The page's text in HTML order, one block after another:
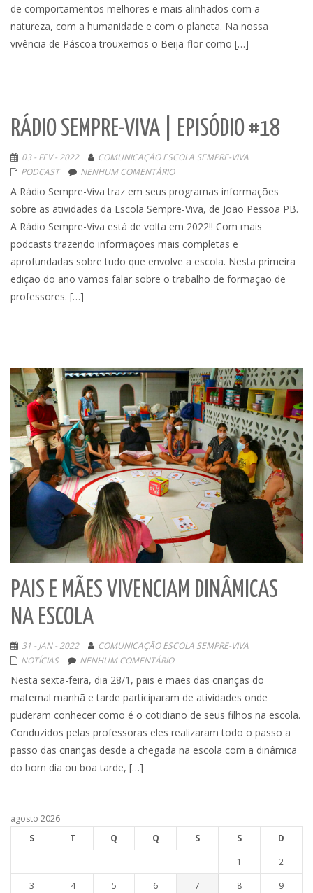
de comportamentos melhores e mais alinhados com a
natureza, com a humanidade e com o planeta. Na nossa
vivência de Páscoa trouxemos o Beija-flor como […]
RÁDIO SEMPRE-VIVA | EPISÓDIO #18
03 - FEV - 2022
COMUNICAÇÃO ESCOLA SEMPRE-VIVA
PODCAST
NENHUM COMENTÁRIO
A Rádio Sempre-Viva traz em seus programas informações
sobre as atividades da Escola Sempre-Viva, de João Pessoa PB.
A Rádio Sempre-Viva está de volta em 2022!! Com mais
podcasts trazendo informações mais completas e
aprofundadas sobre tudo que envolve a escola. Nesta primeira
edição do ano vamos falar sobre o trabalho de formação de
professores. […]
PAIS E MÃES VIVENCIAM DINÂMICAS
NA ESCOLA
31 - JAN - 2022
COMUNICAÇÃO ESCOLA SEMPRE-VIVA
NOTÍCIAS
NENHUM COMENTÁRIO
Nesta sexta-feira, dia 28/1, pais e mães das crianças do
maternal manhã e tarde participaram de atividades onde
puderam conhecer como é o cotidiano de seus filhos na escola.
Conduzidos pelas professoras eles realizaram todo o passo a
passo das crianças desde a chegada na escola com a dinâmica
do bom dia ou boa tarde, […]
agosto 2026
S
T Q Q S S
D
1
2
3
4 5 6 7 8
9